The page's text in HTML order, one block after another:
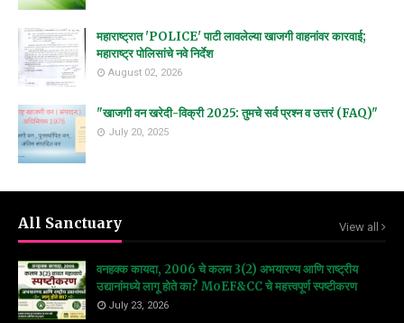
महाराष्ट्रात 'POLICE' पाटी लावलेल्या खाजगी वाहनांवर कारवाई;
महाराष्ट्र पोलिसांचे नवे निर्देश
August 02, 2026
"खाजगी वन खरेदी-विक्री 2025: तुमचे सर्व प्रश्न व उत्तरं (FAQ)"
July 20, 2025
All Sanctuary View all
वनहक्क कायदा, 2006 चे कलम 3(2) अभयारण्य आणि राष्ट्रीय
उद्यानांमध्ये लागू होते का? MoEF&CC चे महत्त्वपूर्ण स्पष्टीकरण
July 23, 2026